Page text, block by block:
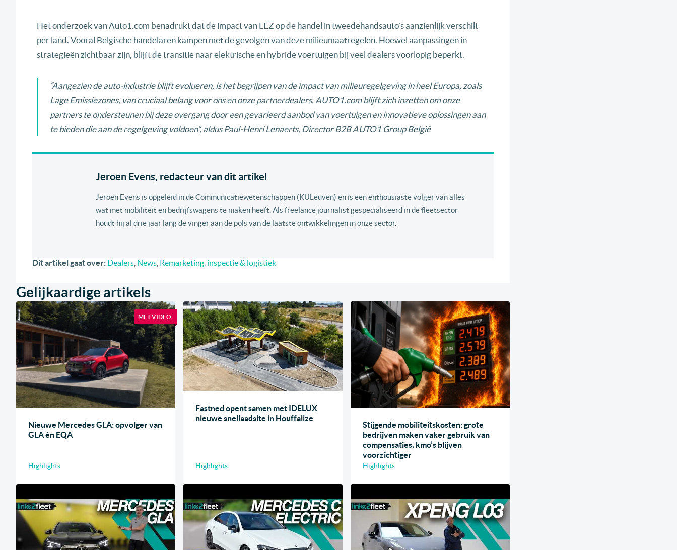
Het onderzoek van Auto1.com benadrukt dat de impact van LEZ op de handel in tweedehandsauto’s aanzienlijk verschilt
per land. Vooral Belgische handelaren kampen met de gevolgen van deze milieumaatregelen. Hoewel aanpassingen in
strategieën zichtbaar zijn, blijft de transitie naar elektrische en hybride voertuigen bij veel dealers voorlopig beperkt.
“Aangezien de auto-industrie blijft evolueren, is het begrijpen van de impact van milieuregelgeving in heel Europa, zoals
Lage Emissiezones, van cruciaal belang voor ons en onze partnerdealers. AUTO1.com blijft zich inzetten om onze
partners te ondersteunen bij deze overgang door een gevarieerd aanbod van voertuigen en innovatieve oplossingen aan
te bieden die aan de regelgeving voldoen”, aldus Paul-Henri Lenaerts, Director B2B AUTO1 Group België
Jeroen Evens, redacteur van dit artikel
Jeroen Evens is opgeleid in de Communicatiewetenschappen (KULeuven) en is een enthousiaste volger van alles
wat met mobiliteit en bedrijfswagens te maken heeft. Als freelance journalist gespecialiseerd in de fleetsector
houdt hij al drie jaar lang de vinger aan de pols van de laatste ontwikkelingen in onze sector.
Dit artikel gaat over: Dealers News Remarketing, inspectie & logistiek
Gelijkaardige artikels
MET VIDEO
Nieuwe Mercedes GLA: opvolger van
GLA én EQA
Highlights
Fastned opent samen met IDELUX
nieuwe snellaadsite in Houffalize
Highlights
Stijgende mobiliteitskosten: grote
bedrijven maken vaker gebruik van
compensaties, kmo’s blijven
voorzichtiger
Highlights